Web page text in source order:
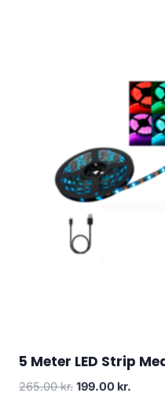
5 Meter LED Strip
265.00kr. Original
199.00 kr.